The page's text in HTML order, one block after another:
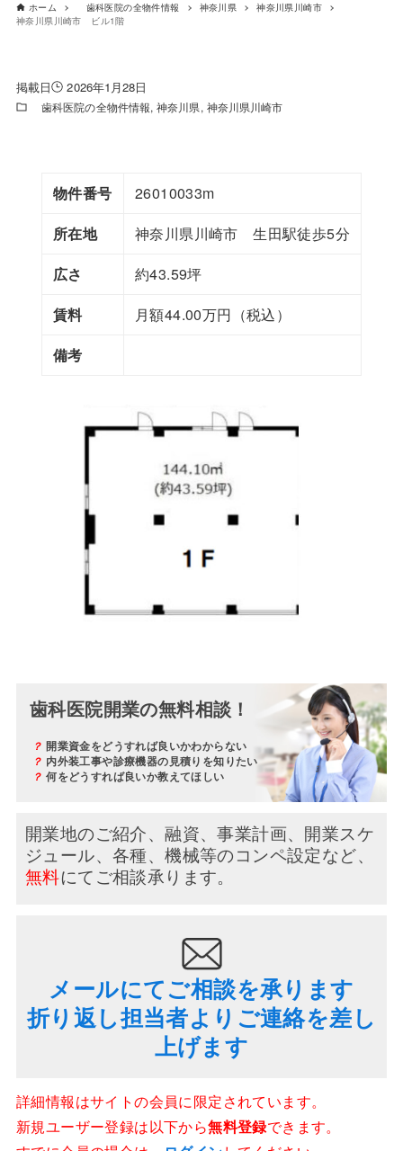
ホーム 歯科医院の全物件情報 神奈川県
神奈川県川崎市
神奈川県川崎市 ビル1階
2026年1月28日
歯科医院の全物件情報 神奈川県 神奈川県川崎市
物件番号
26010033m
所在地
神奈川県川崎市 生田駅徒歩5分
広さ
約43.59坪
賃料
月額44.00万円（税込）
備考
歯科医院開業の無料相談！
？開業資金をどうすれば良いかわからない
？ 内外装工事や診療機器の見積りを知りたい
？何をどうすれば良いか教えてほしい
開業地のご紹介、融資、事業計画、開業スケ
ジュール、 各種、機械等のコンペ設定など、
無料にてご相談承ります。
メールにてご相談を承ります
折り返し担当者よりご連絡を差し
上げます
詳細情報はサイトの会員に限定されています。
新規ユーザー登録は以下から無料登録できます。